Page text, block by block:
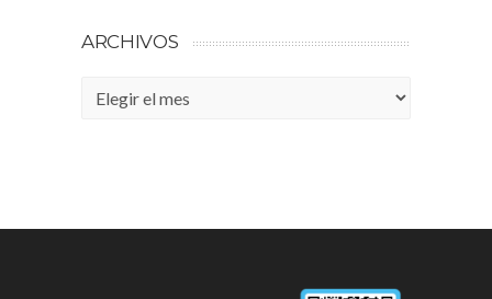
ARCHIVOS
Archivos